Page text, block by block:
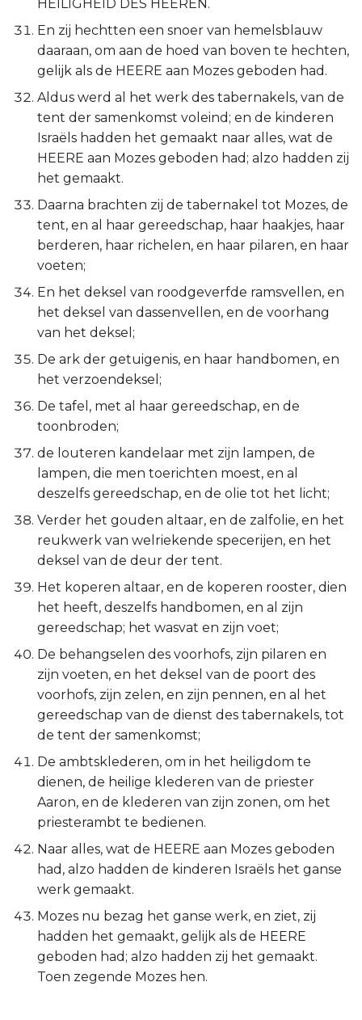
HEILIGHEID DES HEEREN.
En zij hechtten een snoer van hemelsblauw
daaraan, om aan de hoed van boven te hechten,
gelijk als de HEERE aan Mozes geboden had.
Aldus werd al het werk des tabernakels, van de
tent der samenkomst voleind; en de kinderen
Israëls hadden het gemaakt naar alles, wat de
HEERE aan Mozes geboden had; alzo hadden zij
het gemaakt.
Daarna brachten zij de tabernakel tot Mozes, de
tent, en al haar gereedschap, haar haakjes, haar
berderen, haar richelen, en haar pilaren, en haar
voeten;
En het deksel van roodgeverfde ramsvellen, en
het deksel van dassenvellen, en de voorhang
van het deksel;
De ark der getuigenis, en haar handbomen, en
het verzoendeksel;
De tafel, met al haar gereedschap, en de
toonbroden;
de louteren kandelaar met zijn lampen, de
lampen, die men toerichten moest, en al
deszelfs gereedschap, en de olie tot het licht;
Verder het gouden altaar, en de zalfolie, en het
reukwerk van welriekende specerijen, en het
deksel van de deur der tent.
Het koperen altaar, en de koperen rooster, dien
het heeft, deszelfs handbomen, en al zijn
gereedschap; het wasvat en zijn voet;
De behangselen des voorhofs, zijn pilaren en
zijn voeten, en het deksel van de poort des
voorhofs, zijn zelen, en zijn pennen, en al het
gereedschap van de dienst des tabernakels, tot
de tent der samenkomst;
De ambtsklederen, om in het heiligdom te
dienen, de heilige klederen van de priester
Aaron, en de klederen van zijn zonen, om het
priesterambt te bedienen.
Naar alles, wat de HEERE aan Mozes geboden
had, alzo hadden de kinderen Israëls het ganse
werk gemaakt.
Mozes nu bezag het ganse werk, en ziet, zij
hadden het gemaakt, gelijk als de HEERE
geboden had; alzo hadden zij het gemaakt.
Toen zegende Mozes hen.